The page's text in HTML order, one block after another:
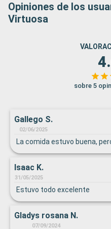
Opiniones de los
Virtuosa
sobre 5
Gallego S.
02/06/2025
La comida estuvo buena,
Isaac K.
31/05/2025
Estuvo todo excelente
Gladys rosana N.
07/09/2024